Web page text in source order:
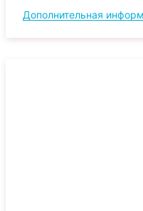
Дополнительная